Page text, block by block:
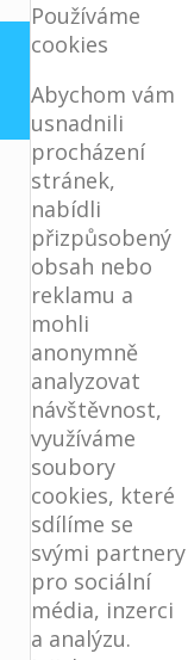
Používáme
cookies
Abychom vám
usnadnili
procházení
stránek,
nabídli
přizpůsobený
obsah nebo
reklamu a
mohli
anonymně
analyzovat
návštěvnost,
využíváme
soubory
cookies, které
sdílíme se
svými partnery
pro sociální
média, inzerci
a analýzu.